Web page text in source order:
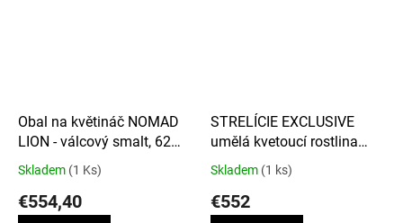
Obal na květináč NOMAD
LION - válcový smalt, 62
cm
Skladem (1 Ks)
€554,40
STRELÍCIE EXCLUSIVE
umělá kvetoucí rostlina
výška 150 cm, zeleno -
oranžová
Skladem (1 ks)
€552